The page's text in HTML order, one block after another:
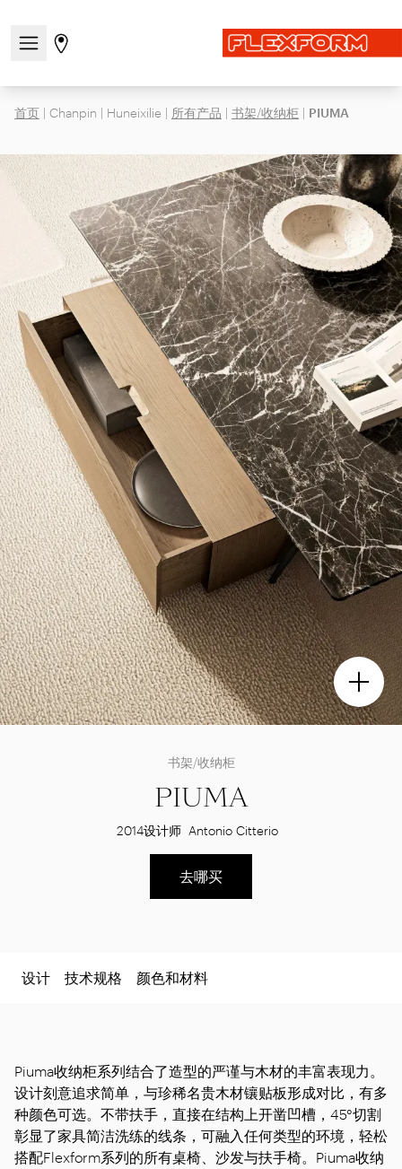
打开/关闭导航菜单
前往商店页面
首页 | Chanpin | Huneixilie | 所有产品 | 书架/收纳柜 | PIUMA
书架/收纳柜
PIUMA
2014设计师 Antonio Citterio
去哪买
设计 技术规格 颜色和材料
Piuma收纳柜系列结合了造型的严谨与木材的丰富表现力。
设计刻意追求简单，与珍稀名贵木材镶贴板形成对比，有多
种颜色可选。不带扶手，直接在结构上开凿凹槽，45°切割
彰显了家具简洁洗练的线条，可融入任何类型的环境，轻松
搭配Flexform系列的所有桌椅、沙发与扶手椅。Piuma收纳